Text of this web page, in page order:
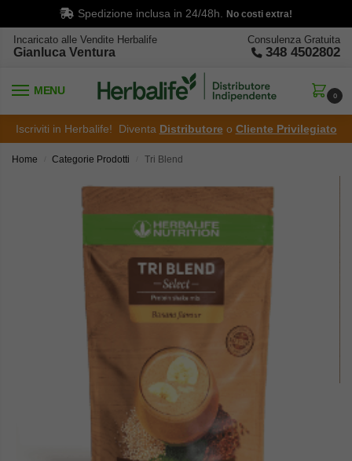
Spedizione inclusa in 24/48h. No costi extra!
Incaricato alle Vendite Herbalife
Gianluca Ventura
Consulenza Gratuita
348 4502802
MENU 0
Iscriviti in Herbalife! Diventa Distributore o Cliente Privilegiato
Home Categorie Prodotti Tri Blend